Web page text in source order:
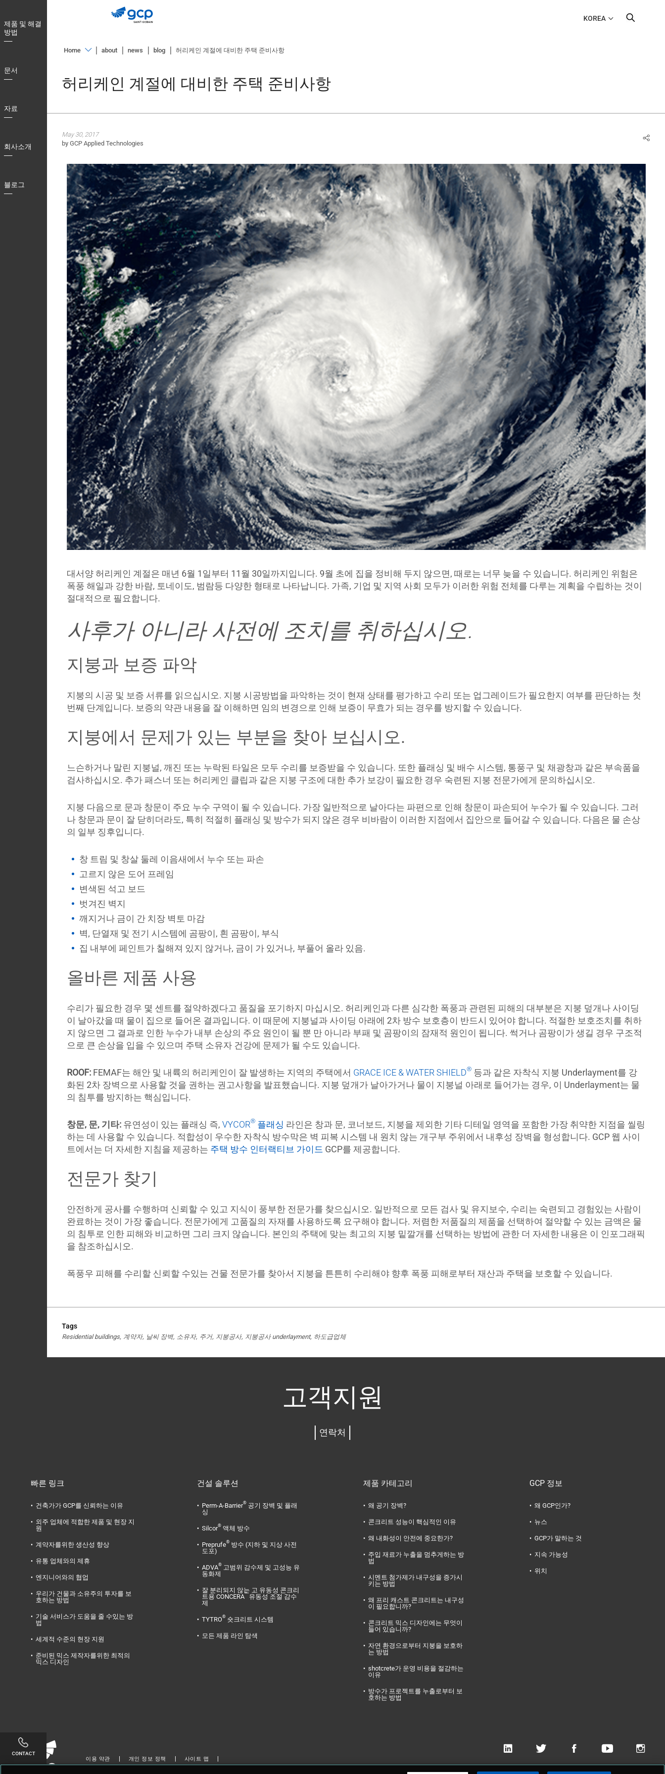
main
navigation
제품 및 해결
방법
문서
자료
회사소개
블로그
CONTACT
KOREA
Home
품
및
결
법
서
자
료
회
사
소
개
블
로
그
코
로
나
바
이
러
스
My
Briefcase
Contact
Country
Login
about news blog 허리케인 계절에 대비한 주택 준비사항
허리케인 계절에 대비한 주택 준비사항
May 30, 2017
by GCP Applied Technologies
대서양 허리케인 계절은 매년 6월 1일부터 11월 30일까지입니다. 9월 초에 집을 정비해 두지 않으면, 때로는 너무 늦을 수 있습니다. 허리케인 위험은
폭풍 해일과 강한 바람, 토네이도, 범람등 다양한 형태로 나타납니다. 가족, 기업 및 지역 사회 모두가 이러한 위험 전체를 다루는 계획을 수립하는 것이
절대적으로 필요합니다.
사후가 아니라 사전에 조치를 취하십시오.
지붕과 보증 파악
지붕의 시공 및 보증 서류를 읽으십시오. 지붕 시공방법을 파악하는 것이 현재 상태를 평가하고 수리 또는 업그레이드가 필요한지 여부를 판단하는 첫
번째 단계입니다. 보증의 약관 내용을 잘 이해하면 임의 변경으로 인해 보증이 무효가 되는 경우를 방지할 수 있습니다.
지붕에서 문제가 있는 부분을 찾아 보십시오.
느슨하거나 말린 지붕널, 깨진 또는 누락된 타일은 모두 수리를 보증받을 수 있습니다. 또한 플래싱 및 배수 시스템, 통풍구 및 채광창과 같은 부속품을
검사하십시오. 추가 패스너 또는 허리케인 클립과 같은 지붕 구조에 대한 추가 보강이 필요한 경우 숙련된 지붕 전문가에게 문의하십시오.
지붕 다음으로 문과 창문이 주요 누수 구역이 될 수 있습니다. 가장 일반적으로 날아다는 파편으로 인해 창문이 파손되어 누수가 될 수 있습니다. 그러
나 창문과 문이 잘 닫히더라도, 특히 적절히 플래싱 및 방수가 되지 않은 경우 비바람이 이러한 지점에서 집안으로 들어갈 수 있습니다. 다음은 물 손상
의 일부 징후입니다.
창 트림 및 창살 둘레 이음새에서 누수 또는 파손
고르지 않은 도어 프레임
변색된 석고 보드
벗겨진 벽지
깨지거나 금이 간 치장 벽토 마감
벽, 단열재 및 전기 시스템에 곰팡이, 흰 곰팡이, 부식
집 내부에 페인트가 칠해져 있지 않거나, 금이 가 있거나, 부풀어 올라 있음.
올바른 제품 사용
수리가 필요한 경우 몇 센트를 절약하겠다고 품질을 포기하지 마십시오. 허리케인과 다른 심각한 폭풍과 관련된 피해의 대부분은 지붕 덮개나 사이딩
이 날아갔을 때 물이 집으로 들어온 결과입니다. 이 때문에 지붕널과 사이딩 아래에 2차 방수 보호층이 반드시 있어야 합니다. 적절한 보호조치를 취하
지 않으면 그 결과로 인한 누수가 내부 손상의 주요 원인이 될 뿐 만 아니라 부패 및 곰팡이의 잠재적 원인이 됩니다. 썩거나 곰팡이가 생길 경우 구조적
으로 큰 손상을 입을 수 있으며 주택 소유자 건강에 문제가 될 수도 있습니다.
ROOF:FEMAF는 해안 및 내륙의 허리케인이 잘 발생하는 지역의 주택에서 GRACE ICE & WATER SHIELD®등과 같은 자착식 지붕 Underlayment를 강
화된 2차 장벽으로 사용할 것을 권하는 권고사항을 발표했습니다. 지붕 덮개가 날아가거나 물이 지붕널 아래로 들어가는 경우, 이 Underlayment는 물
의 침투를 방지하는 핵심입니다.
창문, 문, 기타:유연성이 있는 플래싱 즉, VYCOR®플래싱 라인은 창과 문, 코너보드, 지붕을 제외한 기타 디테일 영역을 포함한 가장 취약한 지점을 씰링
하는 데 사용할 수 있습니다. 적합성이 우수한 자착식 방수막은 벽 피복 시스템 내 원치 않는 개구부 주위에서 내후성 장벽을 형성합니다. GCP 웹 사이
트에서는 더 자세한 지침을 제공하는 주택 방수 인터랙티브 가이드 GCP를 제공합니다.
전문가 찾기
안전하게 공사를 수행하며 신뢰할 수 있고 지식이 풍부한 전문가를 찾으십시오. 일반적으로 모든 검사 및 유지보수, 수리는 숙련되고 경험있는 사람이
완료하는 것이 가장 좋습니다. 전문가에게 고품질의 자재를 사용하도록 요구해야 합니다. 저렴한 저품질의 제품을 선택하여 절약할 수 있는 금액은 물
의 침투로 인한 피해와 비교하면 그리 크지 않습니다. 본인의 주택에 맞는 최고의 지붕 밑깔개를 선택하는 방법에 관한 더 자세한 내용은 이 인포그래픽
을 참조하십시오.
폭풍우 피해를 수리할 신뢰할 수있는 건물 전문가를 찾아서 지붕을 튼튼히 수리해야 향후 폭풍 피해로부터 재산과 주택을 보호할 수 있습니다.
Tags
Residential buildings 계약자 날씨 장벽 소유자 주거 지붕공사 지붕공사 underlayment 하도급업체
고객지원
연락처
빠른 링크
건축가가 GCP를 신뢰하는 이유
외주 업체에 적합한 제품 및 현장 지
원
계약자를위한 생산성 향상
유통 업체와의 제휴
엔지니어와의 협업
우리가 건물과 소유주의 투자를 보
호하는 방법
기술 서비스가 도움을 줄 수있는 방
법
세계적 수준의 현장 지원
준비된 믹스 제작자를위한 최적의
믹스 디자인
건설 솔루션
Perm-A-Barrier® 공기 장벽 및 플래
싱
Silcor® 액체 방수
Preprufe® 방수 (지하 및 지상 사전
도포)
ADVA® 고범위 감수제 및 고성능 유
동화제
잘 분리되지 않는 고 유동성 콘크리
트용 CONCERA™ 유동성 조절 감수
제
TYTRO® 숏크리트 시스템
모든 제품 라인 탐색
제품 카테고리
왜 공기 장벽?
콘크리트 성능이 핵심적인 이유
왜 내화성이 안전에 중요한가?
주입 재료가 누출을 멈추게하는 방
법
시멘트 첨가제가 내구성을 증가시
키는 방법
왜 프리 캐스트 콘크리트는 내구성
이 필요합니까?
콘크리트 믹스 디자인에는 무엇이
들어 있습니까?
자연 환경으로부터 지붕을 보호하
는 방법
shotcrete가 운영 비용을 절감하는
이유
방수가 프로젝트를 누출로부터 보
호하는 방법
GCP 정보
왜 GCP인가?
뉴스
GCP가 말하는 것
지속 가능성
위치
Linkedin Twitter
이용 약관 개인 정보 정책 사이트 맵
저작권 © 2024 GCP Applied Technologies Inc. GCP Applied Technologies밎GCP는 GCP Applied Technologies, Inc.의 상표로 등록되어 있습니다.